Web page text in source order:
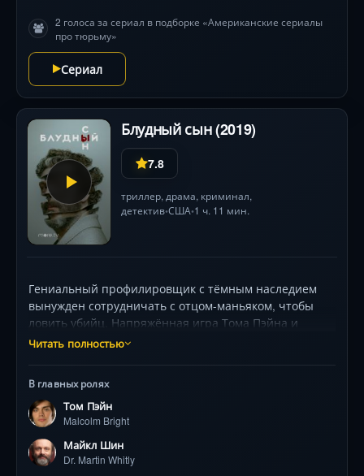
2 голоса за сериал в подборке «Американские сериалы
про тюрьму»
Сериал
Блудный сын (2019)
7.8
триллер, драма, криминал,
детектив•США•1 ч. 11 мин.
Гениальный профилировщик с тёмным наследием
вынужден сотрудничать с отцом-маньяком, чтобы
ловить убийц. Напряжённая игра Тома Пэйна и
Майкла Шина, визуальная стилистика нью-йоркских
переосмысливающий понятие «семейных уз» через
призму криминального мастерства.
Читать полностью
В главных ролях
Том Пэйн
Malcolm Bright
Майкл Шин
Dr. Martin Whitly